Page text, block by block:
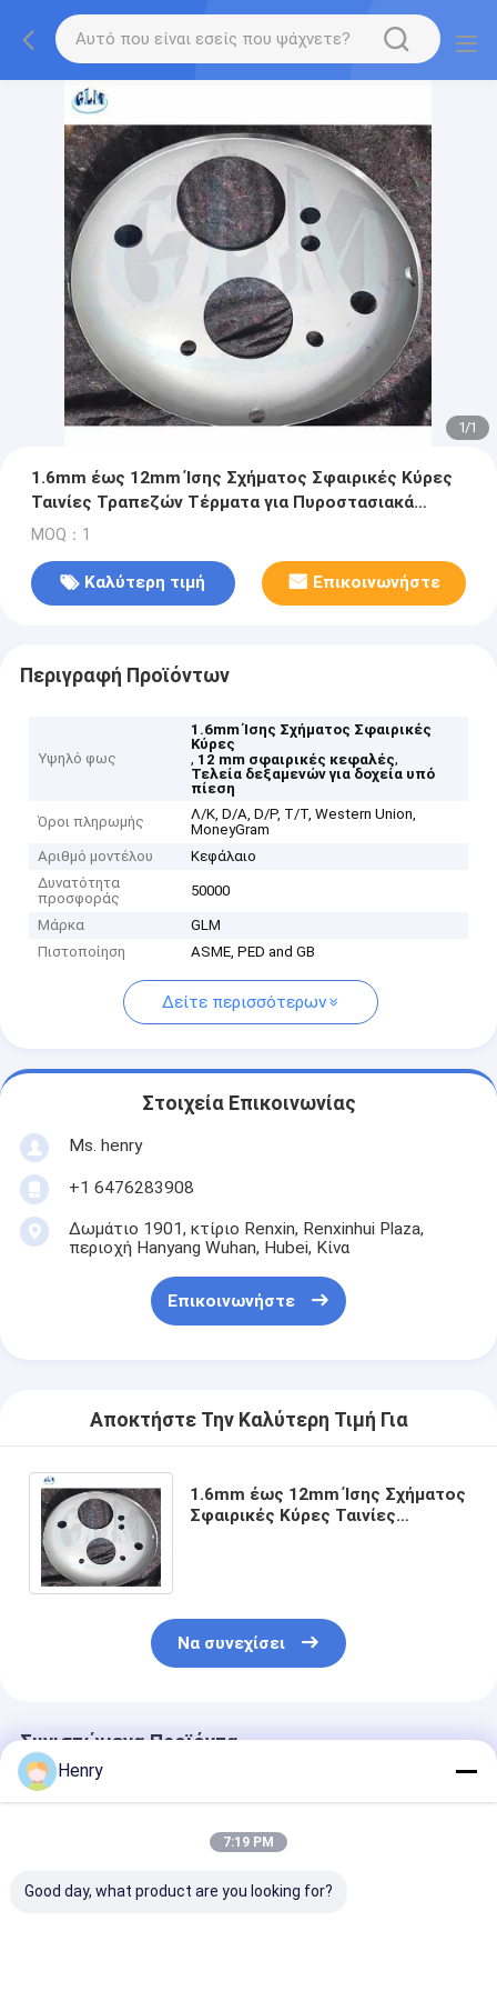
1/1
1.6mm έως 12mm Ίσης Σχήματος Σφαιρικές Κύρες
Ταινίες Τραπεζών Τέρματα για Πυροστασιακά
Νήματα
MOQ：1
Καλύτερη τιμή Επικοινωνήστε
Περιγραφή Προϊόντων
Υψηλό φως
1.6mm Ίσης Σχήματος Σφαιρικές
Κύρες
, 12 mm σφαιρικές κεφαλές,
Τελεία δεξαμενών για δοχεία υπό
πίεση
Όροι πληρωμής
Λ/Κ, D/A, D/P, T/T, Western Union,
MoneyGram
Αριθμό μοντέλου
Κεφάλαιο
Δυνατότητα
προσφοράς
50000
Μάρκα
GLM
Πιστοποίηση
ASME, PED and GB
Δείτε περισσότερων
Στοιχεία Επικοινωνίας
Ms. henry
+1 6476283908
Δωμάτιο 1901, κτίριο Renxin, Renxinhui Plaza,
περιοχή Hanyang Wuhan, Hubei, Κίνα
Επικοινωνήστε
Αποκτήστε Την Καλύτερη Τιμή Για
1.6mm έως 12mm Ίσης Σχήματος
Σφαιρικές Κύρες Ταινίες
Να συνεχίσει
Συνιστώμενα Προϊόντα
Henry
7:19 PM
Good day, what product are you looking for?